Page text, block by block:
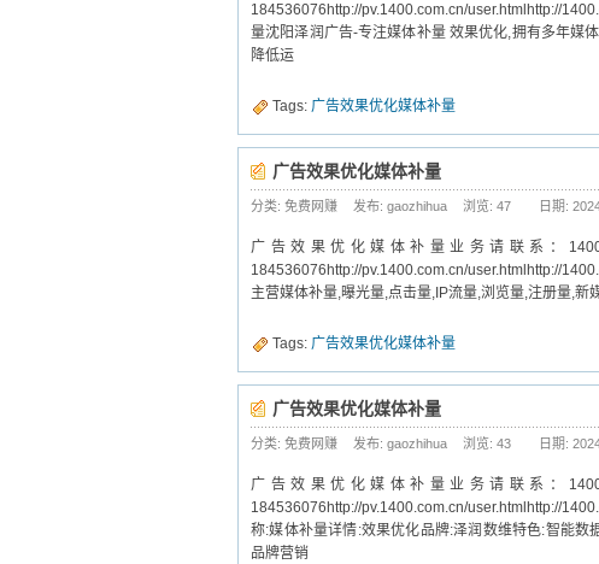
184536076http://pv.1400.com.cn/user.htmlhttp://
量沈阳泽润广告-专注媒体补量 效果优化,拥有多年媒
降低运
Tags: 广告效果优化媒体补量
广告效果优化媒体补量
分类: 免费网赚 发布: gaozhihua 浏览: 47 日期:
广告效果优化媒体补量业务请联系：1400
184536076http://pv.1400.com.cn/user.htmlhttp://
主营媒体补量,曝光量,点击量,IP流量,浏览量,注册量,
Tags: 广告效果优化媒体补量
广告效果优化媒体补量
分类: 免费网赚 发布: gaozhihua 浏览: 43 日期:
广告效果优化媒体补量业务请联系：1400
184536076http://pv.1400.com.cn/user.htmlhttp://
称:媒体补量详情:效果优化品牌:泽润数维特色:智能数
品牌营销